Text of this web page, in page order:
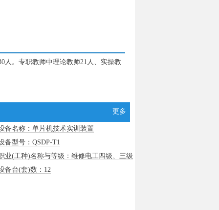
人。专职教师中理论教师21人、实操教
更多
备名称：单片机技术实训装置
备型号：QSDP-T1
业(工种)名称与等级：维修电工四级、三级
备台(套)数：12